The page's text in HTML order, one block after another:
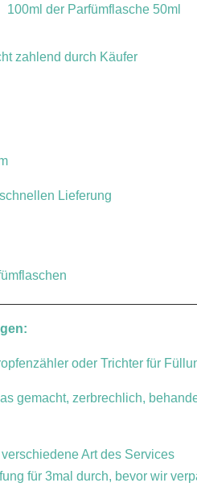
100ml der Parfümflasche 50ml
zahlend durch Käufer
Lieferung
oder Trichter für
gemacht, zerbrechlich,
Art des Services
für 3mal durch, bevor wir